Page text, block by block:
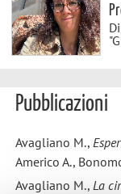
Pubblicazioni
Avagliano M.,
Americo A.,
Avagliano M., La